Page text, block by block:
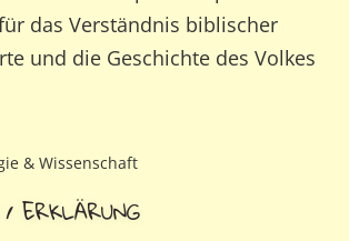
das Verständnis biblischer
und die Geschichte des Volkes
& Wissenschaft